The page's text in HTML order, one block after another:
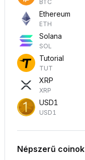
BTC
Ethereum
ETH
Solana
SOL
Tutorial
TUT
XRP
XRP
USD1
USD1
Népszerű coinok